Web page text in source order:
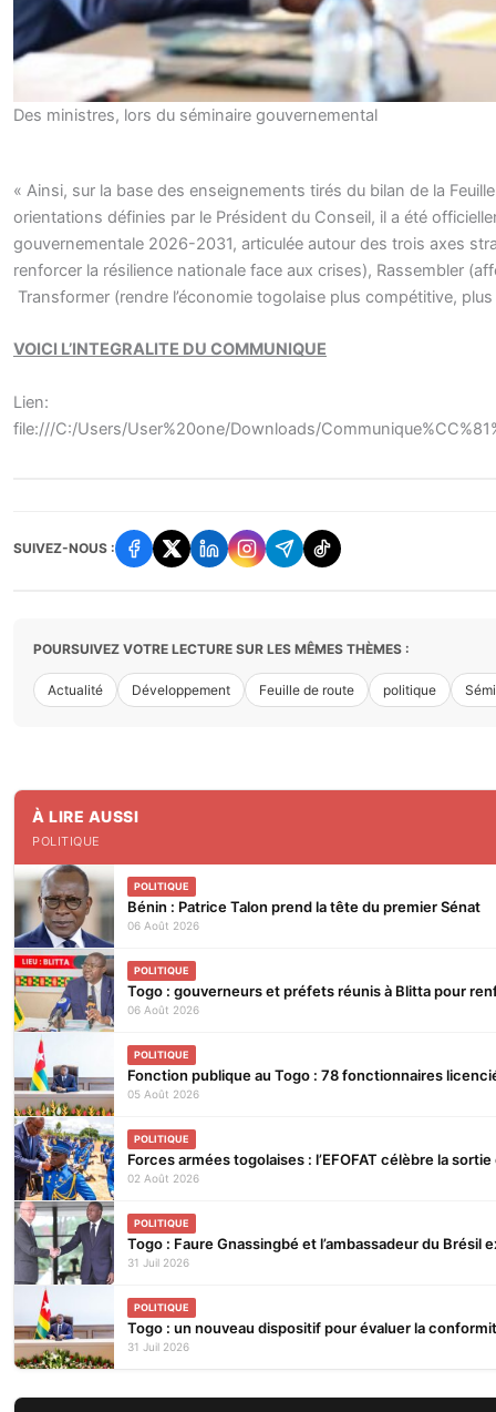
Des ministres, lors du séminaire gouvernemental
« Ainsi, sur la base des enseignements tirés du bilan de la
orientations définies par le Président du Conseil, il a été
gouvernementale 2026-2031, articulée autour des trois axes
renforcer la résilience nationale face aux crises), Rassembler
Transformer (rendre l’économie togolaise plus compétitive,
VOICI L’INTEGRALITE DU COMMUNIQUE
Lien:
file:///C:/Users/User%20one/Downloads/
SUIVEZ-NOUS :
POURSUIVEZ VOTRE LECTURE SUR LES MÊMES THÈMES :
Actualité Développement Feuille de route politique
À LIRE AUSSI
POLITIQUE
POLITIQUE
Bénin : Patrice Talon prend la tête du premier Sénat
06 Août 2026
POLITIQUE
Togo : gouverneurs et préfets réunis à Blitta pour
06 Août 2026
POLITIQUE
Fonction publique au Togo : 78 fonctionnaires
05 Août 2026
POLITIQUE
Forces armées togolaises : l’EFOFAT célèbre la
02 Août 2026
POLITIQUE
Togo : Faure Gnassingbé et l’ambassadeur du
31 Juil 2026
POLITIQUE
Togo : un nouveau dispositif pour évaluer la
31 Juil 2026